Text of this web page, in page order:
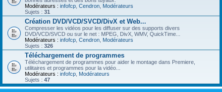
Modérateurs : infofcp Cendron Modérateurs
Sujets : 31
Création DVD/VCD/SVCD/DivX et Web...
Compresser les vidéos pour les diffuser sur des supports divers
DVD/VCD/SVCD ou sur le net : MPEG, DivX, WMV, QuickTime...
Modérateurs : infofcp Cendron Modérateurs
Sujets : 326
Téléchargement de programmes
Téléchargement de programmes pour aider le montage dans Premiere,
utilitaires et programmes pour la vidéo...
Modérateurs : infofcp Modérateurs
Sujets : 47